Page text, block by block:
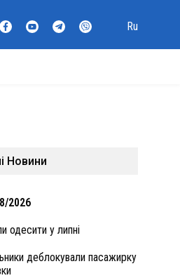
Ru
Новини
2026
одесити у липні
деблокували пасажирку